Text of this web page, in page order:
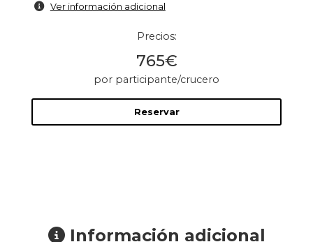
Ver información adicional
Precios:
765€
por participante/crucero
Reservar
Información adicional